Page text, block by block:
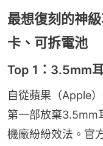
最想復刻的神
卡、可拆電池
Top 1：3.5mm
自從蘋果（Apple
第一部放棄3.5mm
機廠紛紛效法。官